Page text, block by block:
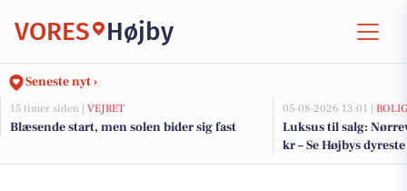
VORES Højby
Seneste nyt ›
15 timer siden | VEJRET
Blæsende start, men solen bider sig fast
05-08-2026 13:01 |
Luksus til salg:
kr – Se Højbys